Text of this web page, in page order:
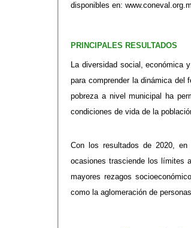
disponibles en:
PRINCIPALES RESULTADOS
La diversidad social, económica
para comprender la dinámica del
pobreza a nivel municipal ha
condiciones de vida de la
Con los resultados de 2020,
ocasiones trasciende los límites
mayores rezagos
como la aglomeración de